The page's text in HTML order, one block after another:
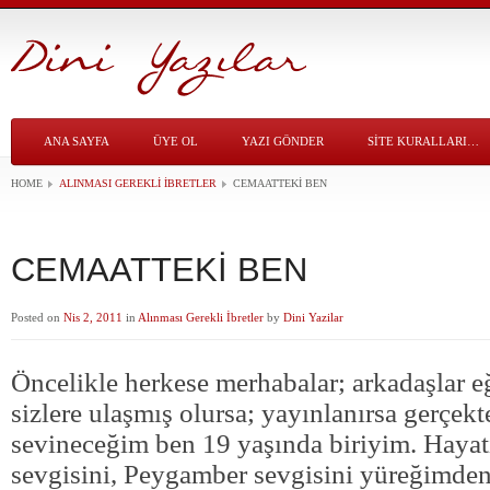
ANA SAYFA ÜYE OL YAZI GÖNDER SITE KURALLARI…
HOME ALINMASI GEREKLI İBRETLER CEMAATTEKİ BEN
CEMAATTEKİ BEN
Posted on Nis 2, 2011 in Alınması Gerekli İbretler by Dini Yazilar
Öncelikle herkese merhabalar; arkadaşlar
sizlere ulaşmış olursa; yayınlanırsa
sevineceğim ben 19 yaşında biriyim.
sevgisini, Peygamber sevgisini